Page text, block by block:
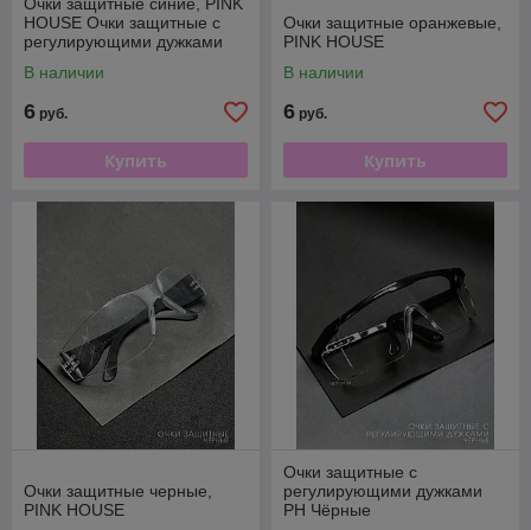
HOUSE Очки защитные с
регулирующими дужками
В наличии
6 руб.
Купить
Очки защитные оранжевые,
PINK HOUSE
В наличии
6 руб.
Купить
Очки защитные черные,
PINK HOUSE
Очки защитные с
регулирующими дужками
PH Чёрные